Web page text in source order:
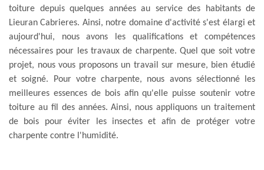
toiture depuis quelques années au service des habitants de
Lieuran Cabrieres. Ainsi, notre domaine d'activité s'est élargi et
aujourd'hui, nous avons les qualifications et compétences
nécessaires pour les travaux de charpente. Quel que soit votre
projet, nous vous proposons un travail sur mesure, bien étudié
et soigné. Pour votre charpente, nous avons sélectionné les
meilleures essences de bois afin qu'elle puisse soutenir votre
toiture au fil des années. Ainsi, nous appliquons un traitement
de bois pour éviter les insectes et afin de protéger votre
charpente contre l'humidité.